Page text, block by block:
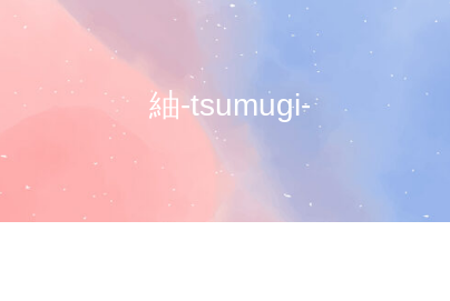
紬-tsumugi-